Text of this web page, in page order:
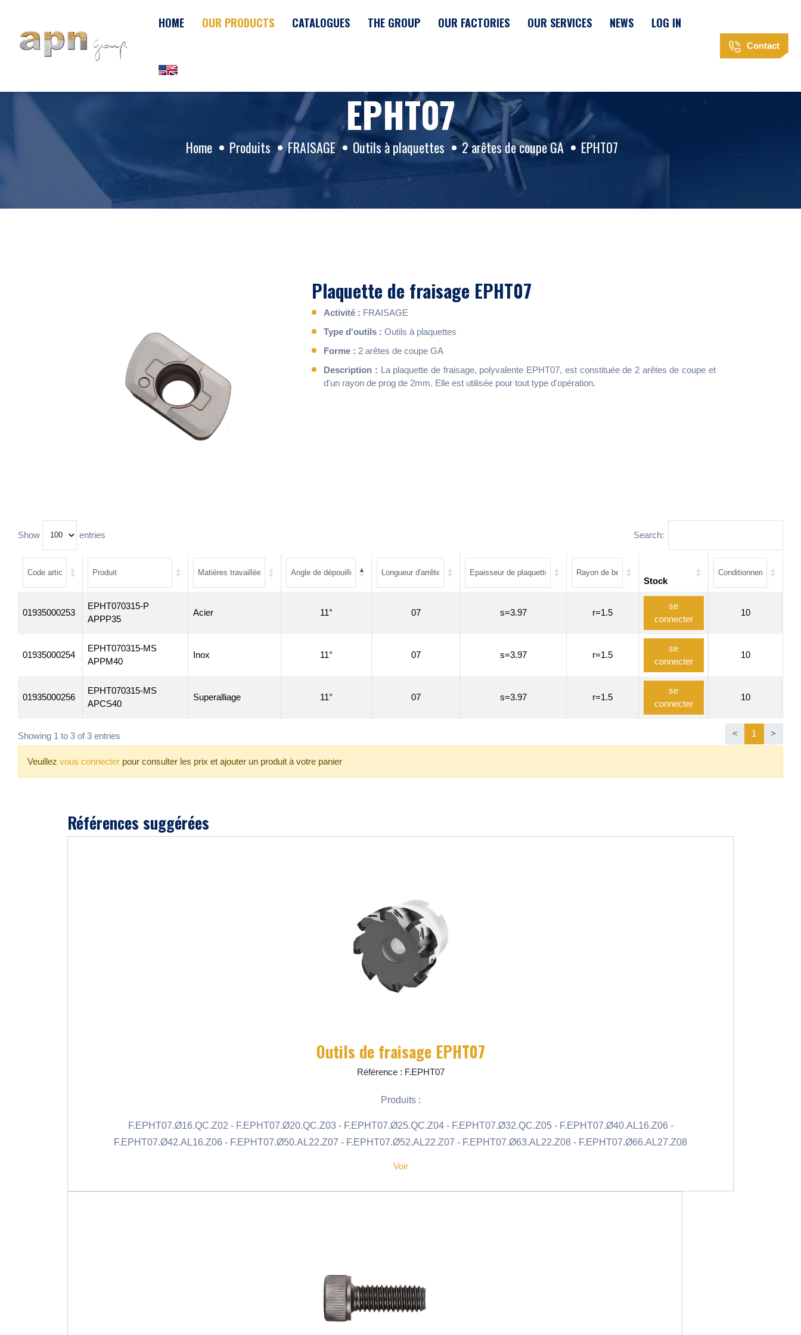
HOME OUR PRODUCTS CATALOGUES THE GROUP OUR FACTORIES OUR SERVICES NEWS LOG IN
Contact
EPHT07
Home Produits FRAISAGE Outils à plaquettes 2 arêtes de coupe GA EPHT07
Plaquette de fraisage EPHT07
Activité : FRAISAGE
Type d'outils : Outils à plaquettes
Forme : 2 arêtes de coupe GA
Description : La plaquette de fraisage, polyvalente EPHT07, est constituée de 2 arêtes de coupe et
d'un rayon de prog de 2mm. Elle est utilisée pour tout type d'opération.
Show entries Search:
Stock
01935000253
EPHT070315-P
APPP35
Acier 11° 07 s=3.97 r=1.5
se
connecter
10
01935000254
EPHT070315-MS
APPM40
Inox 11° 07 s=3.97 r=1.5
se
connecter
10
01935000256
EPHT070315-MS
APCS40
Superalliage 11° 07 s=3.97 r=1.5
se
connecter
10
Showing 1 to 3 of 3 entries < 1 >
Veuillez vous connecter pour consulter les prix et ajouter un produit à votre panier
Références suggérées
Outils de fraisage EPHT07
Référence : F.EPHT07
Produits :
F.EPHT07.Ø16.QC.Z02 - F.EPHT07.Ø20.QC.Z03 - F.EPHT07.Ø25.QC.Z04 - F.EPHT07.Ø32.QC.Z05 - F.EPHT07.Ø40.AL16.Z06 -
F.EPHT07.Ø42.AL16.Z06 - F.EPHT07.Ø50.AL22.Z07 - F.EPHT07.Ø52.AL22.Z07 - F.EPHT07.Ø63.AL22.Z08 - F.EPHT07.Ø66.AL27.Z08
Voir